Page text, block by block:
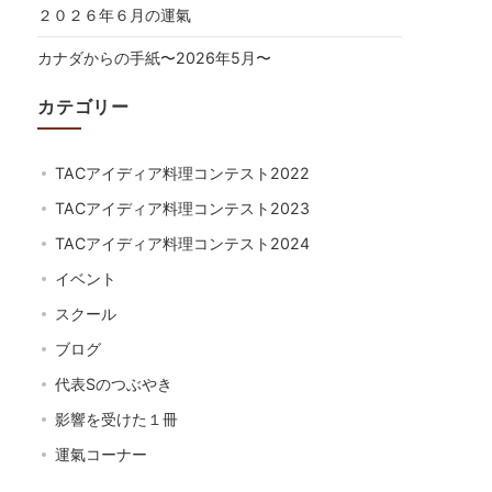
２０２６年６月の運氣
カナダからの手紙〜2026年5月〜
カテゴリー
TACアイディア料理コンテスト2022
TACアイディア料理コンテスト2023
TACアイディア料理コンテスト2024
イベント
スクール
ブログ
代表Sのつぶやき
影響を受けた１冊
運氣コーナー